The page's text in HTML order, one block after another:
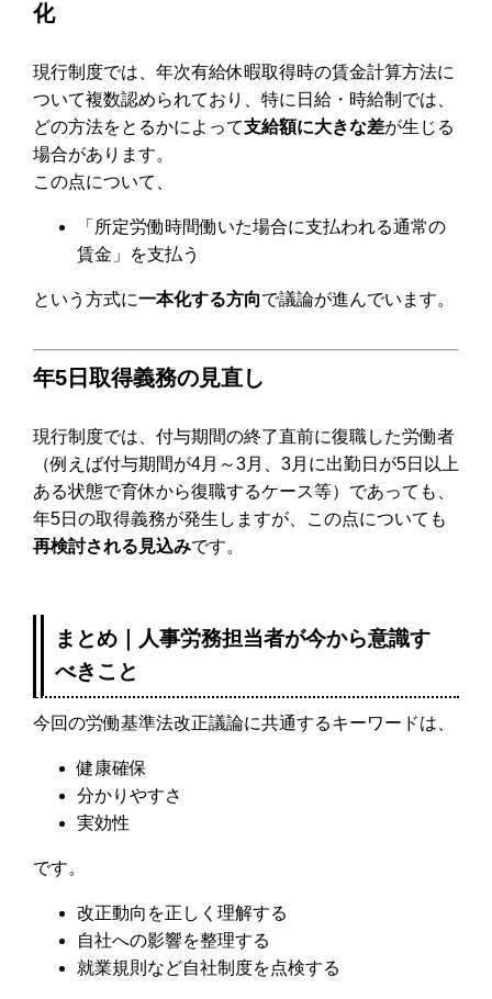
化
現行制度では、年次有給休暇取得時の賃金計算方法に
ついて複数認められており、特に日給・時給制では、
どの方法をとるかによって支給額に大きな差が生じる
場合があります。
この点について、
「所定労働時間働いた場合に支払われる通常の
賃金」を支払う
という方式に一本化する方向で議論が進んでいます。
年5日取得義務の見直し
現行制度では、付与期間の終了直前に復職した労働者
（例えば付与期間が4月～3月、3月に出勤日が5日以上
ある状態で育休から復職するケース等）であっても、
年5日の取得義務が発生しますが、この点についても
再検討される見込みです。
まとめ｜人事労務担当者が今から意識す
べきこと
今回の労働基準法改正議論に共通するキーワードは、
健康確保
分かりやすさ
実効性
です。
改正動向を正しく理解する
自社への影響を整理する
就業規則など自社制度を点検する